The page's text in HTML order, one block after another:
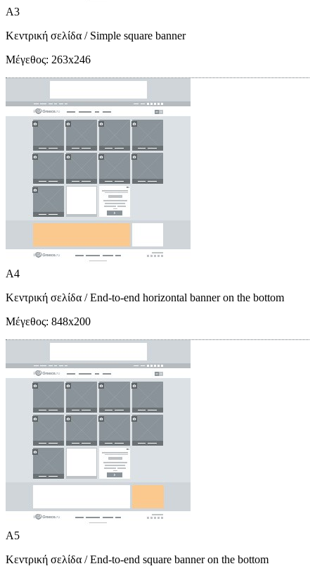
A3
Κεντρική σελίδα / Simple square banner
Μέγεθος: 263x246
A4
Κεντρική σελίδα / End-to-end horizontal banner on the bottom
Μέγεθος: 848x200
A5
Κεντρική σελίδα / End-to-end square banner on the bottom